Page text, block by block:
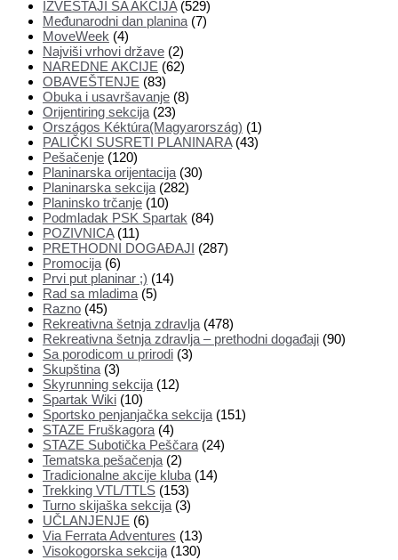
IZVEŠTAJI SA AKCIJA(529)
Međunarodni dan planina (7)
MoveWeek (4)
Najviši vrhovi države (2)
NAREDNE AKCIJE (62)
OBAVEŠTENJE (83)
Obuka i usavršavanje (8)
Orijentiring sekcija (23)
Országos Kéktúra(Magyarország) (1)
PALIČKI SUSRETI PLANINARA(43)
Pešačenje (120)
Planinarska orijentacija (30)
Planinarska sekcija (282)
Planinsko trčanje (10)
Podmladak PSK Spartak (84)
POZIVNICA(11)
PRETHODNI DOGAĐAJI (287)
Promocija (6)
Prvi put planinar ;) (14)
Rad sa mladima (5)
Razno (45)
Rekreativna šetnja zdravlja (478)
Rekreativna šetnja zdravlja – prethodni događaji (90)
Sa porodicom u prirodi (3)
Skupština (3)
Skyrunning sekcija (12)
Spartak Wiki (10)
Sportsko penjanjačka sekcija (151)
STAZE Fruškagora (4)
STAZE Subotička Peščara (24)
Tematska pešačenja (2)
Tradicionalne akcije kluba (14)
Trekking VTL/TTLS (153)
Turno skijaška sekcija (3)
UČLANJENJE (6)
Via Ferrata Adventures (13)
Visokogorska sekcija (130)